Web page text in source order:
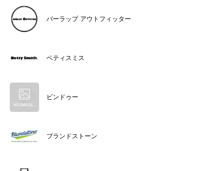
バーラップ アウトフィッター
ベティスミス
ビンドゥー
ブランドストーン